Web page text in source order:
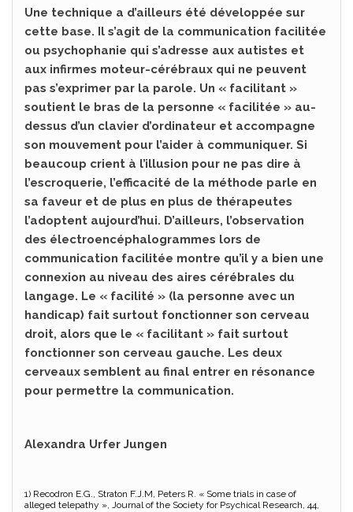
Une technique a d’ailleurs été développée sur
cette base. Il s’agit de la communication facilitée
ou psychophanie qui s’adresse aux autistes et
aux infirmes moteur-cérébraux qui ne peuvent
pas s’exprimer par la parole. Un « facilitant »
soutient le bras de la personne « facilitée » au-
dessus d’un clavier d’ordinateur et accompagne
son mouvement pour l’aider à communiquer. Si
beaucoup crient à l’illusion pour ne pas dire à
l’escroquerie, l’efficacité de la méthode parle en
sa faveur et de plus en plus de thérapeutes
l’adoptent aujourd’hui. D’ailleurs, l’observation
des électroencéphalogrammes lors de
communication facilitée montre qu’il y a bien une
connexion au niveau des aires cérébrales du
langage. Le « facilité » (la personne avec un
handicap) fait surtout fonctionner son cerveau
droit, alors que le « facilitant » fait surtout
fonctionner son cerveau gauche. Les deux
cerveaux semblent au final entrer en résonance
pour permettre la communication.
Alexandra Urfer Jungen
1) Recodron E.G., Straton F.J.M, Peters R. « Some trials in case of
alleged telepathy », Journal of the Society for Psychical Research, 44,